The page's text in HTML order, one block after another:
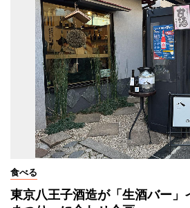
食べる
東京八王子酒造が「生酒バー